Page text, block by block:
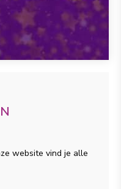
website vind je alle